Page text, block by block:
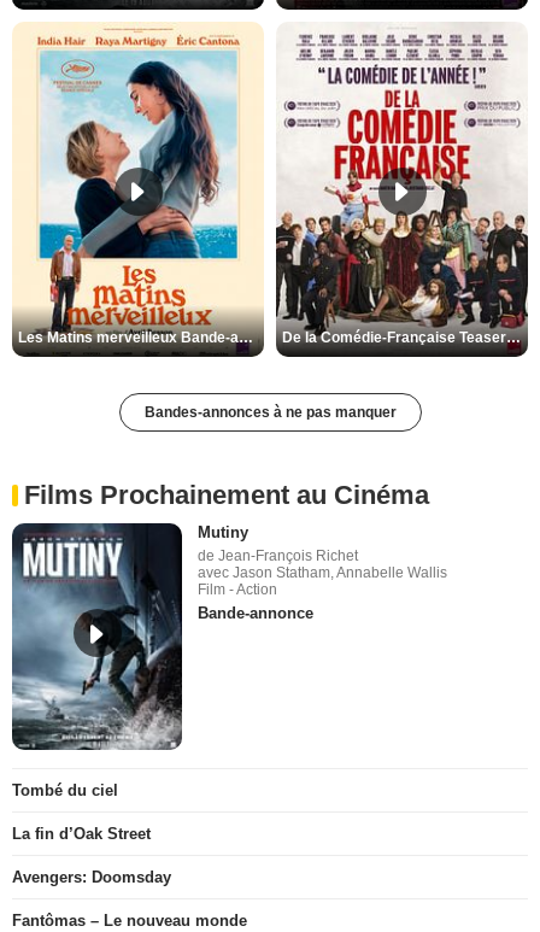
Les Matins merveilleux Bande-annonce VF De la Comédie-Française Teaser VF
Bandes-annonces à ne pas manquer
Films Prochainement au Cinéma
Mutiny
de Jean-François Richet
avec Jason Statham, Annabelle Wallis
Film - Action
Bande-annonce
Tombé du ciel
La fin d’Oak Street
Avengers: Doomsday
Fantômas – Le nouveau monde